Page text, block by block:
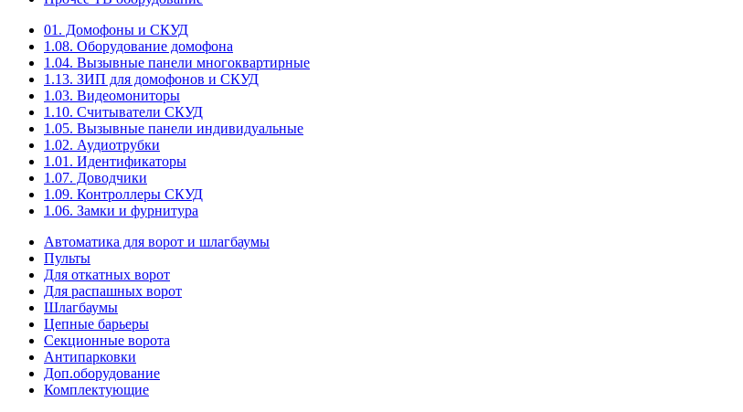
01. Домофоны и СКУД
1.08. Оборудование домофона
1.04. Вызывные панели многоквартирные
1.13. ЗИП для домофонов и СКУД
1.03. Видеомониторы
1.10. Считыватели СКУД
1.05. Вызывные панели индивидуальные
1.02. Аудиотрубки
1.01. Идентификаторы
1.07. Доводчики
1.09. Контроллеры СКУД
1.06. Замки и фурнитура
Автоматика для ворот и шлагбаумы
Пульты
Для откатных ворот
Для распашных ворот
Шлагбаумы
Цепные барьеры
Секционные ворота
Антипарковки
Доп.оборудование
Комплектующие